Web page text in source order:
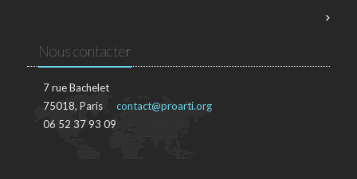
Nous contacter
7 rue Bachelet
75018, Paris
06 52 37 93 09
contact@proarti.org